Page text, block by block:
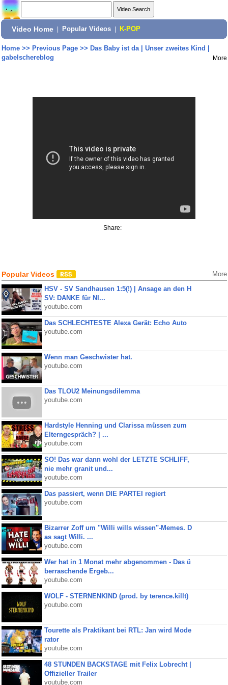
Video Home Popular Videos K-POP
Home>> Previous Page>> Das Baby ist da | Unser zweites Kind |
gabelschereblog
More
Share:
Popular Videos More
HSV - SV Sandhausen 1:5(!) | Ansage an den H
SV: DANKE für NI...
youtube.com
Das SCHLECHTESTE Alexa Gerät: Echo Auto
youtube.com
Wenn man Geschwister hat.
youtube.com
Das TLOU2 Meinungsdilemma
youtube.com
Hardstyle Henning und Clarissa müssen zum
Elterngespräch? | ...
youtube.com
SO! Das war dann wohl der LETZTE SCHLIFF,
nie mehr granit und...
youtube.com
Das passiert, wenn DIE PARTEI regiert
youtube.com
Bizarrer Zoff um "Willi wills wissen"-Memes. D
as sagt Willi. ...
youtube.com
Wer hat in 1 Monat mehr abgenommen - Das ü
berraschende Ergeb...
youtube.com
WOLF - STERNENKIND (prod. by terence.killt)
youtube.com
Tourette als Praktikant bei RTL: Jan wird Mode
rator
youtube.com
48 STUNDEN BACKSTAGE mit Felix Lobrecht |
Offizieller Trailer
youtube.com